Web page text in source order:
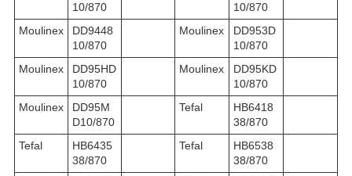
10/870
10/870
Moulinex
DD9448
10/870
Moulinex
DD953D
10/870
Moulinex
DD95HD
10/870
Moulinex
DD95KD
10/870
Moulinex
DD95M
D10/870
Tefal
HB6418
38/870
Tefal
HB6435
38/870
Tefal
HB6538
38/870